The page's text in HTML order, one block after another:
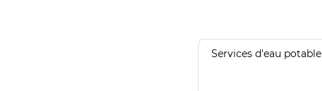
Services d'eau potable